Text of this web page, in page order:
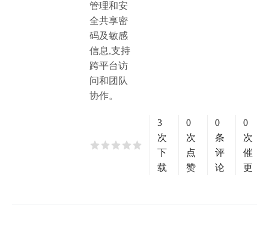
管理和安
全共享密
码及敏感
信息,支持
跨平台访
问和团队
协作。
3
次
下
载
0
次
点
赞
0
条
评
论
0
次
催
更